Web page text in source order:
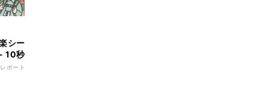
シー
10秒
レポート